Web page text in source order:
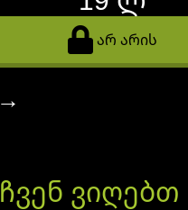
არ არის
→
ჩვენ ვიღებთ